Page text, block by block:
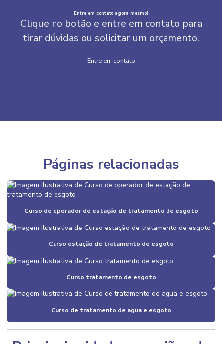
Entre em contato agora mesmo!
Clique no botão e entre em contato para
tirar dúvidas ou solicitar um orçamento.
Entre em contato
Páginas relacionadas
Curso de operador de estação de tratamento de esgoto
Curso estação de tratamento de esgoto
Curso tratamento de esgoto
Curso de tratamento de agua e esgoto